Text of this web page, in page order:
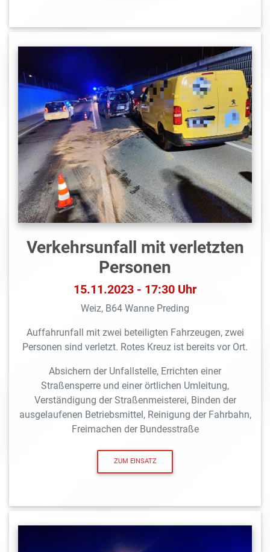
Verkehrsunfall mit verletzten
Personen
15.11.2023 - 17:30 Uhr
Weiz, B64 Wanne Preding
Auffahrunfall mit zwei beteiligten Fahrzeugen, zwei
Personen sind verletzt. Rotes Kreuz ist bereits vor Ort.
Absichern der Unfallstelle, Errichten einer
Straßensperre und einer örtlichen Umleitung,
Verständigung der Straßenmeisterei, Binden der
ausgelaufenen Betriebsmittel, Reinigung der Fahrbahn,
Freimachen der Bundesstraße
ZUM EINSATZ